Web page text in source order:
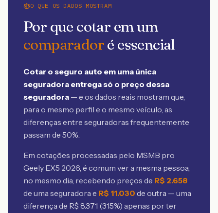
O QUE OS DADOS MOSTRAM
Por que cotar em um
comparadoré essencial
Cotar o seguro auto em uma única
seguradora entrega só o preço dessa
seguradora — e os dados reais mostram que,
para o mesmo perfil e o mesmo veículo, as
diferenças entre seguradoras frequentemente
passam de 50%.
Em cotações processadas pelo MSMB pro
Geely EX5 2026, é comum ver a mesma pessoa,
no mesmo dia, recebendo preços de R$ 2.658
de uma seguradora e R$ 11.030 de outra — uma
diferença de R$ 8.371 (315%) apenas por ter